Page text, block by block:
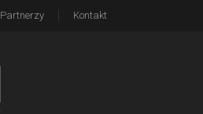
Partnerzy Kontakt